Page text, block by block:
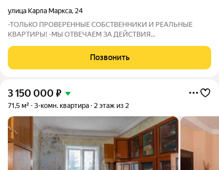
улица Карла Маркса, 24
-ТОЛЬКО ПРОВЕРЕННЫЕ СОБСТВЕННИКИ И РЕАЛЬНЫЕ
КВАРТИРЫ! -МЫ ОТВЕЧАЕМ ЗА ДЕЙСТВИЯ
ОБЕСПЕЧИМ ПЕРЕСЕЛЕНИЕ И ФИНАНСОВУЮ ГАРАНТИЮ!
Продается просторная 3-комнатная квартира в центре города.
Позвонить
3 150 000 ₽
71,5 м² 3-комн. квартира 2 этаж из 2